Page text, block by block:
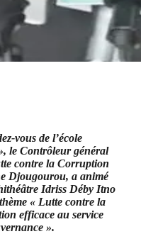
vous de l’école
le Contrôleur général
contre la Corruption
Djougourou, a animé
Idriss Déby Itno
« Lutte contre la
efficace au service
».